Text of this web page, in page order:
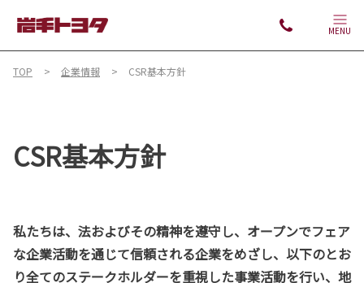
MENU
TOP 企業情報 CSR基本方針
CSR基本方針
私たちは、法およびその精神を遵守し、オープンでフェア
な企業活動を通じて信頼される企業をめざし、以下のとお
り全てのステークホルダーを重視した事業活動を行い、地